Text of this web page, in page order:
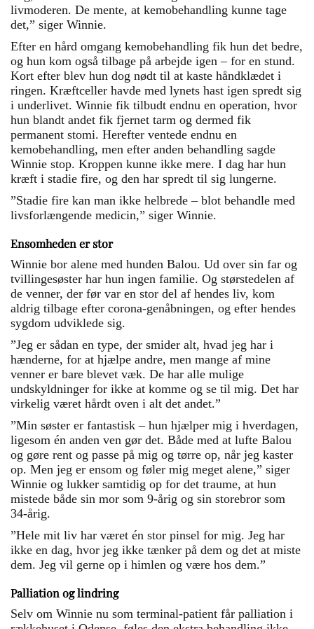
livmoderen. De mente, at kemobehandling kunne tage
det,” siger Winnie.
Efter en hård omgang kemobehandling fik hun det bedre,
og hun kom også tilbage på arbejde igen – for en stund.
Kort efter blev hun dog nødt til at kaste håndklædet i
ringen. Kræftceller havde med lynets hast igen spredt sig
i underlivet. Winnie fik tilbudt endnu en operation, hvor
hun blandt andet fik fjernet tarm og dermed fik
permanent stomi. Herefter ventede endnu en
kemobehandling, men efter anden behandling sagde
Winnie stop. Kroppen kunne ikke mere. I dag har hun
kræft i stadie fire, og den har spredt til sig lungerne.
”Stadie fire kan man ikke helbrede – blot behandle med
livsforlængende medicin,” siger Winnie.
Ensomheden er stor
Winnie bor alene med hunden Balou. Ud over sin far og
tvillingesøster har hun ingen familie. Og størstedelen af
de venner, der før var en stor del af hendes liv, kom
aldrig tilbage efter corona-genåbningen, og efter hendes
sygdom udviklede sig.
”Jeg er sådan en type, der smider alt, hvad jeg har i
hænderne, for at hjælpe andre, men mange af mine
venner er bare blevet væk. De har alle mulige
undskyldninger for ikke at komme og se til mig. Det har
virkelig været hårdt oven i alt det andet.”
”Min søster er fantastisk – hun hjælper mig i hverdagen,
ligesom én anden ven gør det. Både med at lufte Balou
og gøre rent og passe på mig og tørre op, når jeg kaster
op. Men jeg er ensom og føler mig meget alene,” siger
Winnie og lukker samtidig op for det traume, at hun
mistede både sin mor som 9-årig og sin storebror som
34-årig.
”Hele mit liv har været én stor pinsel for mig. Jeg har
ikke en dag, hvor jeg ikke tænker på dem og det at miste
dem. Jeg vil gerne op i himlen og være hos dem.”
Palliation og lindring
Selv om Winnie nu som terminal-patient får palliation i